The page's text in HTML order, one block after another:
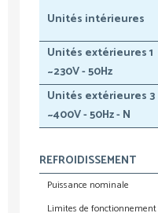
Unités intérieures
Unités extérieures 1
~230V - 50Hz
Unités extérieures 3
~400V - 50Hz - N
REFROIDISSEMENT
Puissance nominale
Limites de fonctionnement